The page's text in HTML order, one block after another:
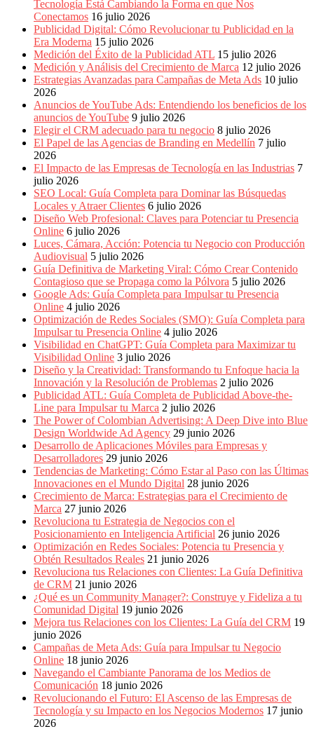
Tecnología Está Cambiando la Forma en que Nos
Conectamos 16 julio 2026
Publicidad Digital: Cómo Revolucionar tu Publicidad en la
Era Moderna 15 julio 2026
Medición del Éxito de la Publicidad ATL 15 julio 2026
Medición y Análisis del Crecimiento de Marca 12 julio 2026
Estrategias Avanzadas para Campañas de Meta Ads 10 julio
2026
Anuncios de YouTube Ads: Entendiendo los beneficios de los
anuncios de YouTube 9 julio 2026
Elegir el CRM adecuado para tu negocio 8 julio 2026
El Papel de las Agencias de Branding en Medellín 7 julio
2026
El Impacto de las Empresas de Tecnología en las Industrias 7
julio 2026
SEO Local: Guía Completa para Dominar las Búsquedas
Locales y Atraer Clientes 6 julio 2026
Diseño Web Profesional: Claves para Potenciar tu Presencia
Online 6 julio 2026
Luces, Cámara, Acción: Potencia tu Negocio con Producción
Audiovisual 5 julio 2026
Guía Definitiva de Marketing Viral: Cómo Crear Contenido
Contagioso que se Propaga como la Pólvora 5 julio 2026
Google Ads: Guía Completa para Impulsar tu Presencia
Online 4 julio 2026
Optimización de Redes Sociales (SMO): Guía Completa para
Impulsar tu Presencia Online 4 julio 2026
Visibilidad en ChatGPT: Guía Completa para Maximizar tu
Visibilidad Online 3 julio 2026
Diseño y la Creatividad: Transformando tu Enfoque hacia la
Innovación y la Resolución de Problemas 2 julio 2026
Publicidad ATL: Guía Completa de Publicidad Above-the-
Line para Impulsar tu Marca 2 julio 2026
The Power of Colombian Advertising: A Deep Dive into Blue
Design Worldwide Ad Agency 29 junio 2026
Desarrollo de Aplicaciones Móviles para Empresas y
Desarrolladores 29 junio 2026
Tendencias de Marketing: Cómo Estar al Paso con las Últimas
Innovaciones en el Mundo Digital 28 junio 2026
Crecimiento de Marca: Estrategias para el Crecimiento de
Marca 27 junio 2026
Revoluciona tu Estrategia de Negocios con el
Posicionamiento en Inteligencia Artificial 26 junio 2026
Optimización en Redes Sociales: Potencia tu Presencia y
Obtén Resultados Reales 21 junio 2026
Revoluciona tus Relaciones con Clientes: La Guía Definitiva
de CRM 21 junio 2026
¿Qué es un Community Manager?: Construye y Fideliza a tu
Comunidad Digital 19 junio 2026
Mejora tus Relaciones con los Clientes: La Guía del CRM 19
junio 2026
Campañas de Meta Ads: Guía para Impulsar tu Negocio
Online 18 junio 2026
Navegando el Cambiante Panorama de los Medios de
Comunicación 18 junio 2026
Revolucionando el Futuro: El Ascenso de las Empresas de
Tecnología y su Impacto en los Negocios Modernos 17 junio
2026